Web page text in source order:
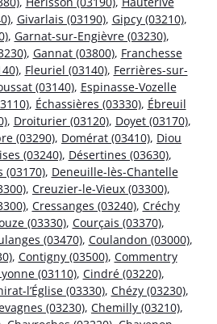
, Givarlais (03190), Gipcy (03210),
, Garnat-sur-Engièvre (03230),
, Gannat (03800), Franchesse
, Fleuriel (03140), Ferrières-sur-
(03140), Espinasse-Vozelle
, Échassières (03330), Ébreuil
, Droiturier (03120), Doyet (03170),
(03290), Domérat (03410), Diou
(03240), Désertines (03630),
(03170), Deneuille-lès-Chantelle
, Creuzier-le-Vieux (03300),
, Cressanges (03240), Créchy
(03330), Courçais (03370),
(03470), Coulandon (03000),
, Contigny (03500), Commentry
(03110), Cindré (03220),
l’Église (03330), Chézy (03230),
(03230), Chemilly (03210),